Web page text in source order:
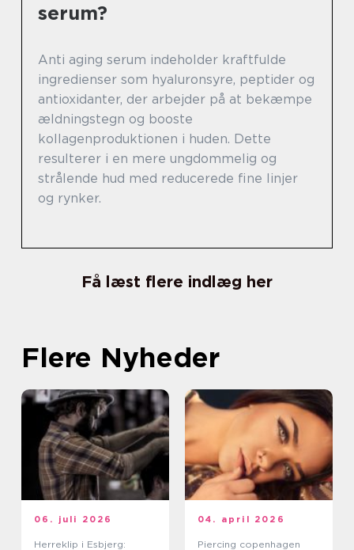
serum?
Anti aging serum indeholder kraftfulde
ingredienser som hyaluronsyre, peptider og
antioxidanter, der arbejder på at bekæmpe
ældningstegn og booste
kollagenproduktionen i huden. Dette
resulterer i en mere ungdommelig og
strålende hud med reducerede fine linjer
og rynker.
Få læst flere indlæg her
Flere Nyheder
06. juli 2026
Herreklip i Esbjerg:
04. april 2026
Piercing copenhagen